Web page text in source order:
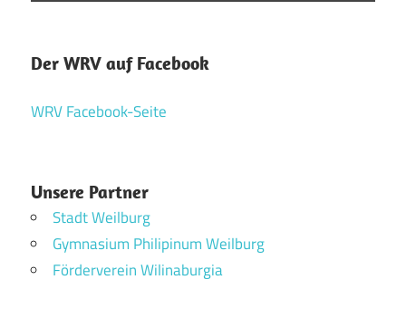
Der WRV auf Facebook
WRV Facebook-Seite
Unsere Partner
Stadt Weilburg
Gymnasium Philipinum Weilburg
Förderverein Wilinaburgia